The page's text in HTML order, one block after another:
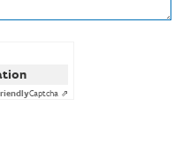
Captcha ⇗